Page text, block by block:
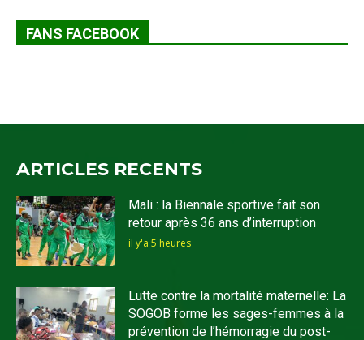
FANS FACEBOOK
ARTICLES RECENTS
Mali : la Biennale sportive fait son
retour après 36 ans d’interruption
il y'a 5 heures
Lutte contre la mortalité maternelle: La
SOGOB forme les sages-femmes à la
prévention de l’hémorragie du post-